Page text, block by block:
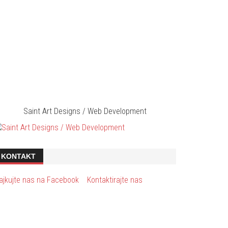
Saint Art Designs / Web Development
KONTAKT
nas na Facebook Kontaktirajte nas